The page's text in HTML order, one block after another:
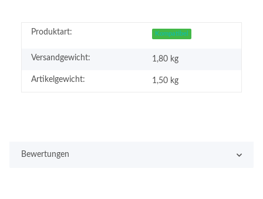
Produktart: Kompatibel
Versandgewicht: 1,80 kg
Artikelgewicht: 1,50 kg
Bewertungen